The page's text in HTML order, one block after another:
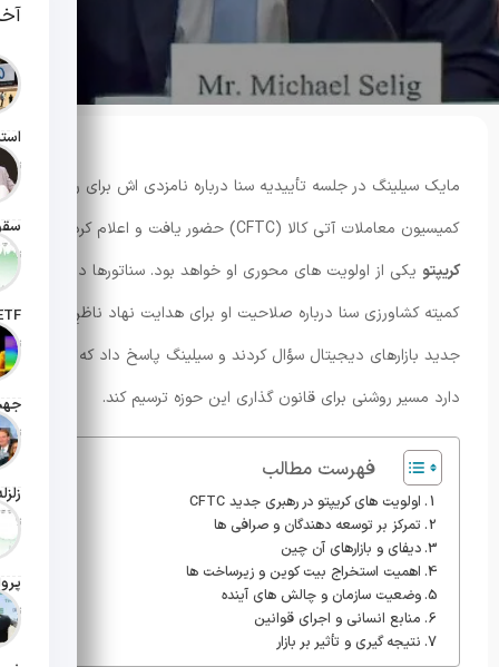
تاریخ
تاریخ
تاریخ
تاریخ
تاریخ
تاریخ
مایک سیلینگ در جلسه تأییدیه سنا درباره نامزدی اش برای ریاست
کمیسیون معاملات آتی کالا (CFTC) حضور یافت و اعلام کرد که
کریپتو یکی از اولویت های محوری او خواهد بود. سناتورها در
کمیته کشاورزی سنا درباره صلاحیت او برای هدایت نهاد ناظرِ
جدید بازارهای دیجیتال سؤال کردند و سیلینگ پاسخ داد که قصد
دارد مسیر روشنی برای قانون گذاری این حوزه ترسیم کند.
فهرست مطالب
اولویت های کریپتو در رهبری جدید CFTC
تمرکز بر توسعه دهندگان و صرافی ها
دیفای و بازارهای آن چین
اهمیت استخراج بیت کوین و زیرساخت ها
وضعیت سازمان و چالش های آینده
منابع انسانی و اجرای قوانین
نتیجه گیری و تأثیر بر بازار